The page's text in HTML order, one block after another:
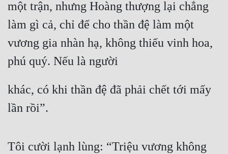
một trận, nhưng Hoàng thượng lại chẳng
làm gì cả, chỉ để cho thần đệ làm một
vương gia nhàn hạ, không thiếu vinh hoa,
phú quý. Nếu là người
khác, có khi thần đệ đã phải chết tới mấy
lần rồi”.
Tôi cười lạnh lùng: “Triệu vương không